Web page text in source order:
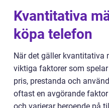
Kvantitativa
köpa telefon
När det gäller kvantitativa
viktiga faktorer som
pris, prestanda och
oftast en avgörande